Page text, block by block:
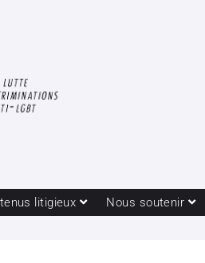
litigieux Nous soutenir